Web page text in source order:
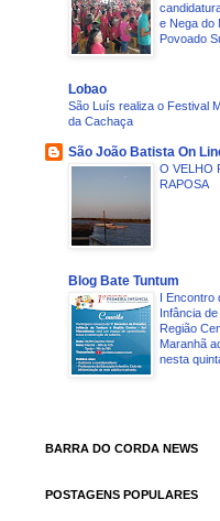
e Nega do
Povoado
Lobao
São Luís realiza o Festival
da Cachaça
São João Batista On
O VELHO
RAPOSA
Blog Bate Tuntum
I Encontro
Infância
Região
Maranhã
nesta
BARRA DO CORDA NEWS
POSTAGENS POPULARES